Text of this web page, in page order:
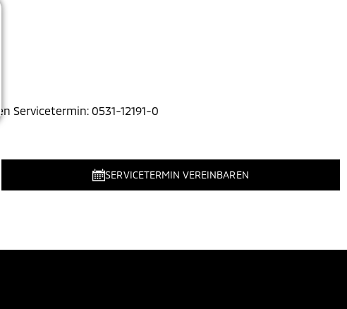
Servicetermin: 0531-12191-0
SERVICETERMIN VEREINBAREN